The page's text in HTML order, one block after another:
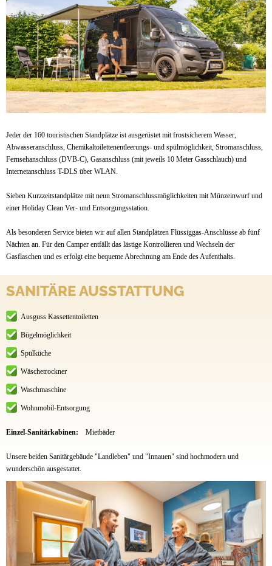
Jeder der 160 touristischen Standplätze ist ausgerüstet mit frostsicherem Wasser,
Abwasseranschluss, Chemikaltoilettenentleerungs- und spülmöglichkeit, Stromanschluss,
Fernsehanschluss (DVB-C), Gasanschluss (mit jeweils 10 Meter Gasschlauch) und
Internetanschluss T-DLS über WLAN.
Sieben Kurzzeitstandplätze mit neun Stromanschlussmöglichkeiten mit Münzeinwurf und
einer Holiday Clean Ver- und Entsorgungsstation.
Als besonderen Service bieten wir auf allen Standplätzen Flüssiggas-Anschlüsse ab fünf
Nächten an. Für den Camper entfällt das lästige Kontrollieren und Wechseln der
Gasflaschen und es erfolgt eine bequeme Abrechnung am Ende des Aufenthalts.
SANITÄRE AUSSTATTUNG
Ausguss Kassettentoiletten
Bügelmöglichkeit
Spülküche
Wäschetrockner
Waschmaschine
Wohnmobil-Entsorgung
Einzel-Sanitärkabinen: Mietbäder
Unsere beiden Sanitärgebäude "Landleben" und "Innauen" sind hochmodern und
wunderschön ausgestattet.